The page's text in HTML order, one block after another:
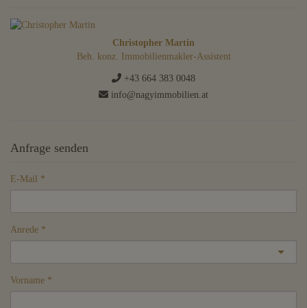
Christopher Martin
Beh. konz. Immobilienmakler-Assistent
+43 664 383 0048
info@nagyimmobilien.at
Anfrage senden
E-Mail
Anrede
Vorname